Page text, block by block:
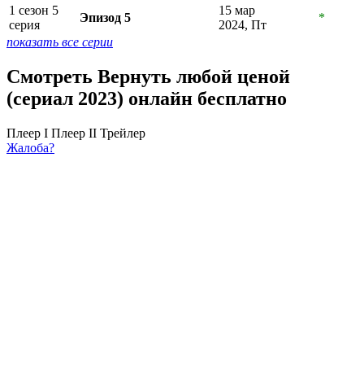
1 сезон 5
серия
Эпизод 5
15 мар
2024, Пт
*
показать все серии
Смотреть Вернуть любой ценой
(сериал 2023) онлайн бесплатно
Плеер I Плеер II Трейлер
Жалоба?